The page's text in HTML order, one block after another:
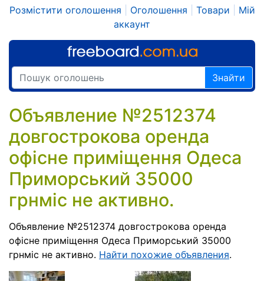
Розмістити оголошення Оголошення Товари
Мій
аккаунт
Знайти
Объявление №2512374
довгострокова оренда
офісне приміщення Одеса
Приморський 35000
грнміс не активно.
Объявление №2512374 довгострокова оренда
офісне приміщення Одеса Приморський 35000
грнміс не активно. Найти похожие объявления.